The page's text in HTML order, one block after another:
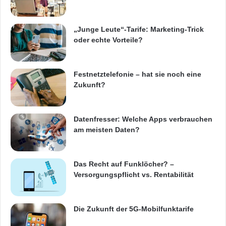
und Trends, um effektive Kampagnen zu
gestalten.
IT-Spezialisten: In der Mobilfunkbranche
werden IT-Experten benötigt, um
komplexe Systeme zu entwerfen und zu
implementieren. Sie sorgen dafür, dass die
Technologie reibungslos funktioniert und
ständig verbessert wird.
Kundenservice-Mitarbeiter: Diese
Mitarbeiter sind für die Betreuung von
Kunden zuständig. Sie beantworten
Fragen, lösen Probleme und stellen sicher,
dass die Kunden zufrieden sind.
„Junge Leute“-Tarife: Marketing-Trick
oder echte Vorteile?
Festnetztelefonie – hat sie noch eine
Zukunft?
Datenfresser: Welche Apps verbrauchen
am meisten Daten?
Das Recht auf Funklöcher? –
Versorgungspflicht vs. Rentabilität
Die Zukunft der 5G-Mobilfunktarife